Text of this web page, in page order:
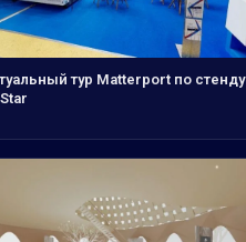
тур Matterport по стенду